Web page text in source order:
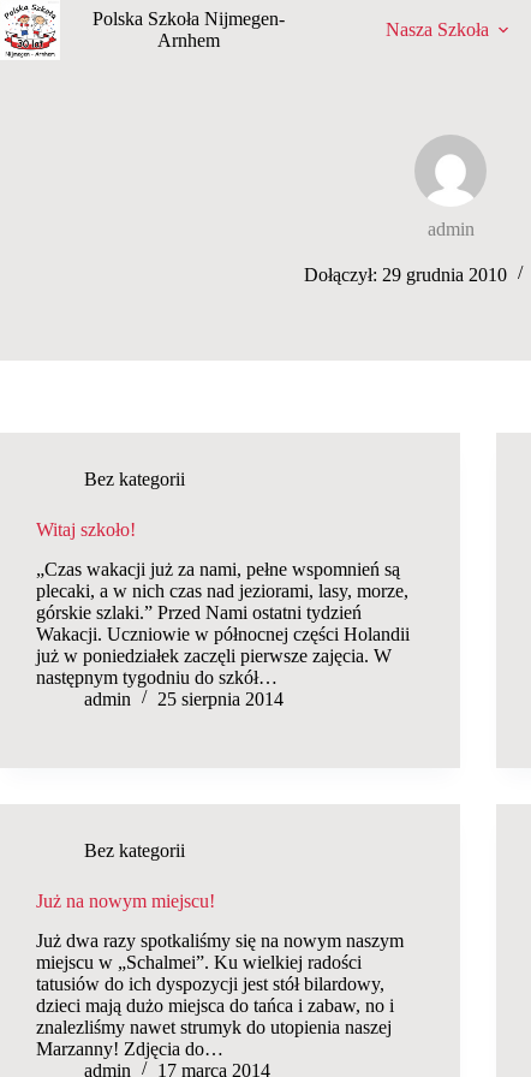
Przejdź
do
treści
Polska Szkoła Nijmegen-
Arnhem
Nasza Szkoła
admin
Dołączył: 29 grudnia 2010
Bez kategorii
Witaj szkoło!
„Czas wakacji już za nami, pełne wspomnień są
plecaki, a w nich czas nad jeziorami, lasy, morze,
górskie szlaki.” Przed Nami ostatni tydzień
Wakacji. Uczniowie w północnej części Holandii
już w poniedziałek zaczęli pierwsze zajęcia. W
następnym tygodniu do szkół…
admin
25 sierpnia 2014
Bez kategorii
Już na nowym miejscu!
Już dwa razy spotkaliśmy się na nowym naszym
miejscu w „Schalmei”. Ku wielkiej radości
tatusiów do ich dyspozycji jest stół bilardowy,
dzieci mają dużo miejsca do tańca i zabaw, no i
znalezliśmy nawet strumyk do utopienia naszej
Marzanny! Zdjęcia do…
admin
17 marca 2014